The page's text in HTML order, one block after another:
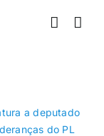
a deputado
do PL